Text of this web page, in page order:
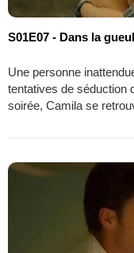
S01E07 - Dans la
Une personne
tentatives de séduction
soirée, Camila se